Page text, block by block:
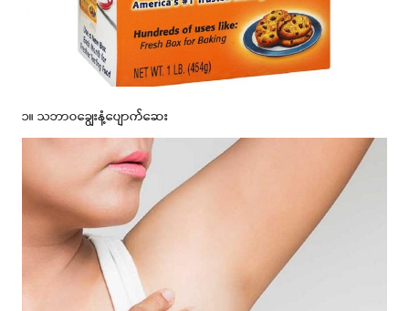
၁။ သဘာဝချွေးနံ့ပျောက်ဆေး